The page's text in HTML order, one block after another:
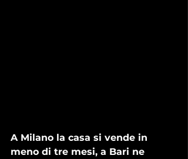
A Milano la casa si vende in
meno di tre mesi, a Bari ne